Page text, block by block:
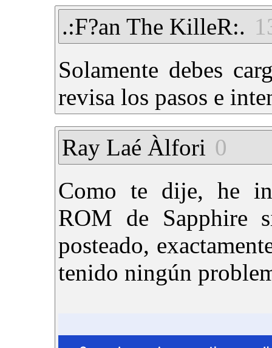
.:F?an The KilleR:.
Solamente debes
revisa los pasos e
Ray Laé Àlfori 0
Como te dije, he
ROM de Sapphire
posteado,
tenido ningún